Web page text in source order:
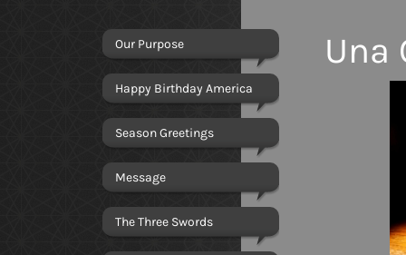
Our Purpose
Happy Birthday America
Season Greetings
Message
The Three Swords
Una